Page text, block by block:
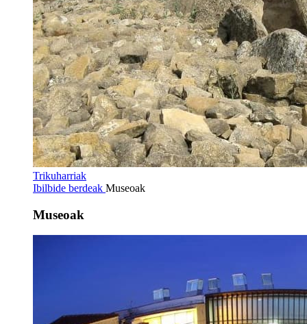
Trikuharriak
Ibilbide berdeak Museoak
Museoak